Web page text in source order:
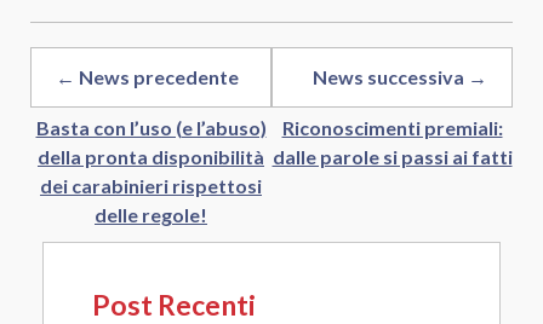
← News precedente
Basta con l’uso (e l’abuso)
della pronta disponibilità
dei carabinieri rispettosi
delle regole!
News successiva →
Riconoscimenti premiali:
dalle parole si passi ai fatti
Post Recenti